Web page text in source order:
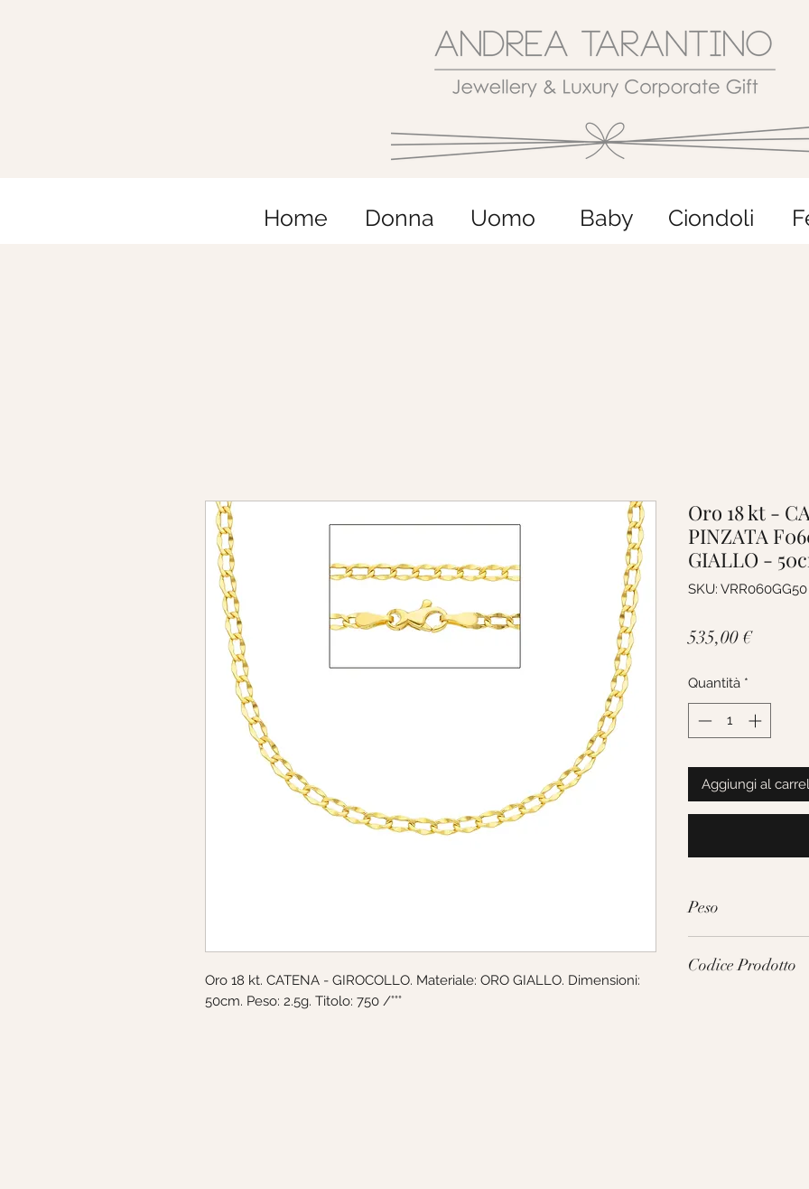
Home Donna Uomo Baby Ciondoli
Oro 18 kt. CATENA - GIROCOLLO. Materiale: ORO GIALLO. Dimensioni:
50cm. Peso: 2.5g. Titolo: 750 /°°°
Oro 18 kt -
PINZATA
GIALLO -
SKU: VRR060GG50
535,00 €Prezzo
Quantità *
Aggiungi al
Peso
Codice Prodotto